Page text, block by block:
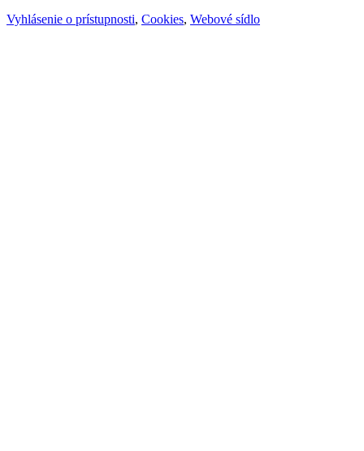
Vyhlásenie o prístupnosti, Cookies, Webové sídlo